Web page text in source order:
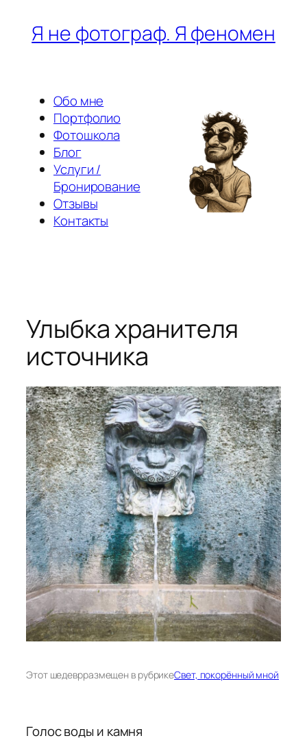
ПерейтиЯ не фотограф. Я феномен
Обо мне
Портфолио
Фотошкола
Блог
Услуги /
Бронирование
Отзывы
Контакты
Улыбка хранителя
источника
Этот шедеврразмещен в рубрикеСвет, покорённый мной
Голос воды и камня